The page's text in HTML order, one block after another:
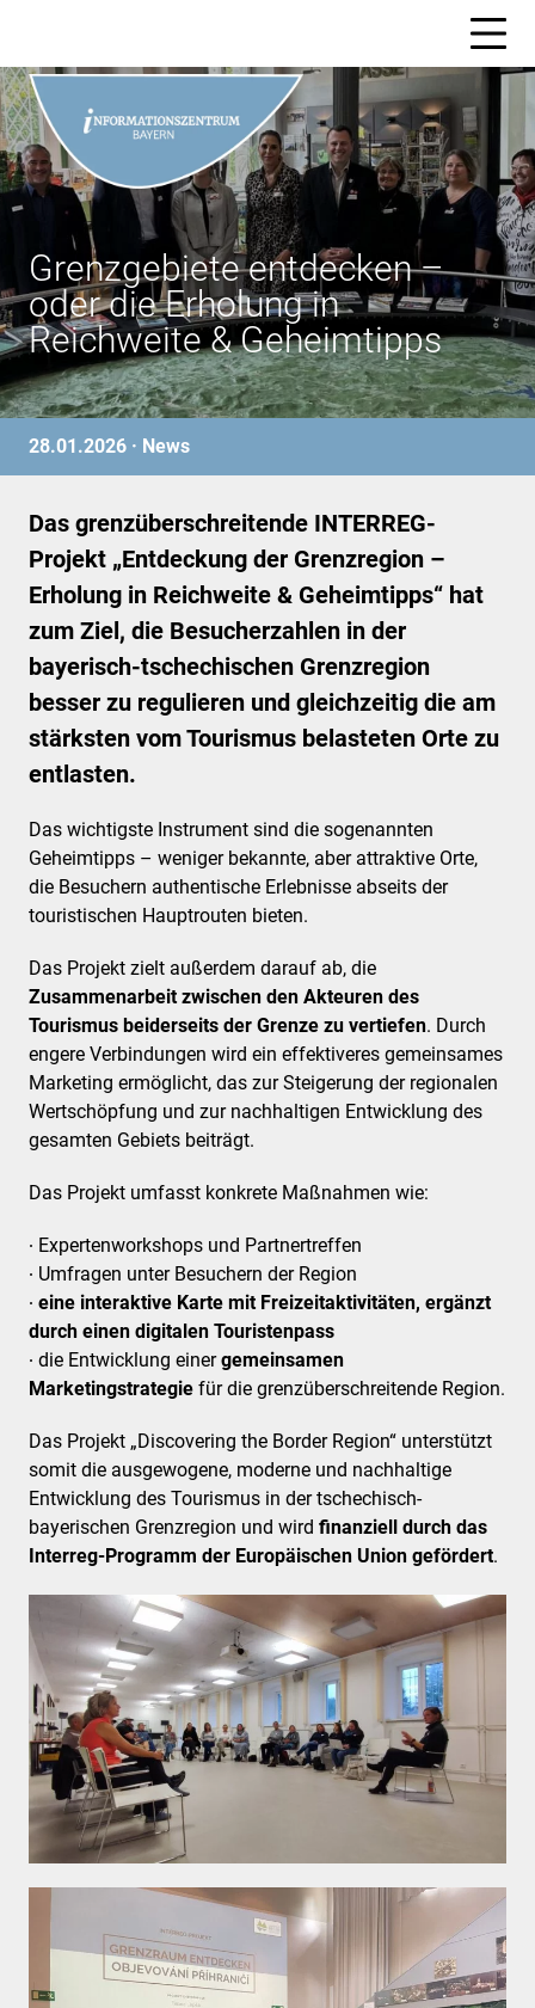
content
Grenzgebiete entdecken –
oder die Erholung in
Reichweite & Geheimtipps
28.01.2026 · News
Das grenzüberschreitende INTERREG-
Projekt „Entdeckung der Grenzregion –
Erholung in Reichweite & Geheimtipps“ hat
zum Ziel, die Besucherzahlen in der
bayerisch-tschechischen Grenzregion
besser zu regulieren und gleichzeitig die am
stärksten vom Tourismus belasteten Orte zu
entlasten.
Das wichtigste Instrument sind die sogenannten
Geheimtipps – weniger bekannte, aber attraktive Orte,
die Besuchern authentische Erlebnisse abseits der
touristischen Hauptrouten bieten.
Das Projekt zielt außerdem darauf ab, die
Zusammenarbeit zwischen den Akteuren des
Tourismus beiderseits der Grenze zu vertiefen. Durch
engere Verbindungen wird ein effektiveres gemeinsames
Marketing ermöglicht, das zur Steigerung der regionalen
Wertschöpfung und zur nachhaltigen Entwicklung des
gesamten Gebiets beiträgt.
Das Projekt umfasst konkrete Maßnahmen wie:
∙ Expertenworkshops und Partnertreffen
∙ Umfragen unter Besuchern der Region
∙ eine interaktive Karte mit Freizeitaktivitäten, ergänzt
durch einen digitalen Touristenpass
∙ die Entwicklung einergemeinsamen
Marketingstrategie für die grenzüberschreitende Region.
Das Projekt „Discovering the Border Region“ unterstützt
somit die ausgewogene, moderne und nachhaltige
Entwicklung des Tourismus in der tschechisch-
bayerischen Grenzregion und wird finanziell durch das
Interreg-Programm der Europäischen Union gefördert.